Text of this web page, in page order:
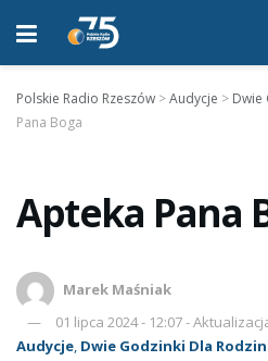
Polskie Radio Rzeszów >Audycje > Dwie
Pana Boga
Apteka Pana
Marek Maśniak
01 lipca 2024 - 12:07 -
Audycje, Dwie Godzinki Dla